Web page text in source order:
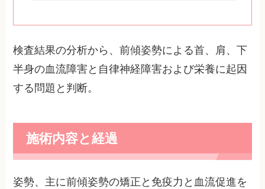
検査結果の分析から、前傾姿勢による首、肩、下
半身の血流障害と自律神経障害および栄養に起因
する問題と判断。
施術内容と経過
姿勢、主に前傾姿勢の矯正と免疫力と血流促進を